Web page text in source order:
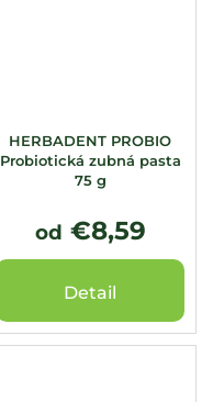
HERBADENT PROBIO
Probiotická zubná pasta
75 g
od €8,59
Detail